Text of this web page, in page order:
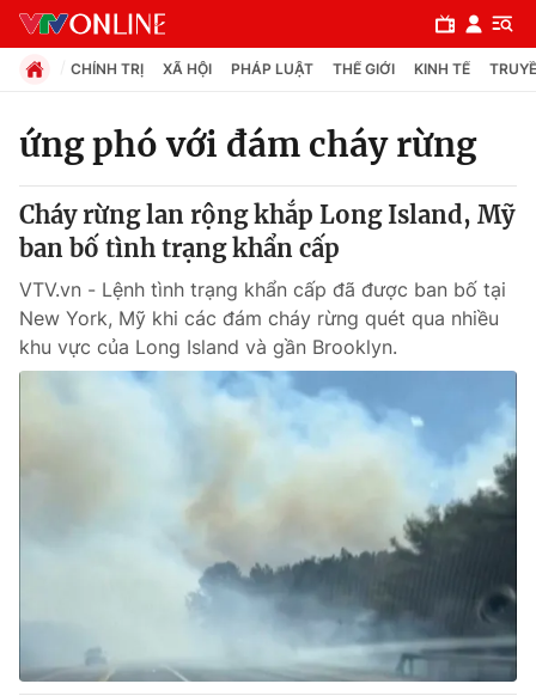
Chuyên mục
Chính trị
Xã hội
Pháp luật
Câu chuyện quốc tế
Thị trường
Dữ liệu và đời sống
CHÍNH TRỊ XÃ HỘI PHÁP LUẬT THẾ GIỚI KINH TẾ
ứng phó với đám cháy rừng
Cháy rừng lan rộng khắp Long Island, Mỹ
ban bố tình trạng khẩn cấp
VTV.vn - Lệnh tình trạng khẩn cấp đã được ban bố tại
New York, Mỹ khi các đám cháy rừng quét qua nhiều
khu vực của Long Island và gần Brooklyn.